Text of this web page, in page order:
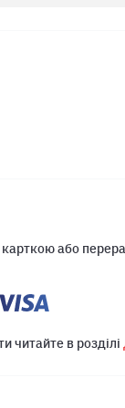
або
читайте в розділі